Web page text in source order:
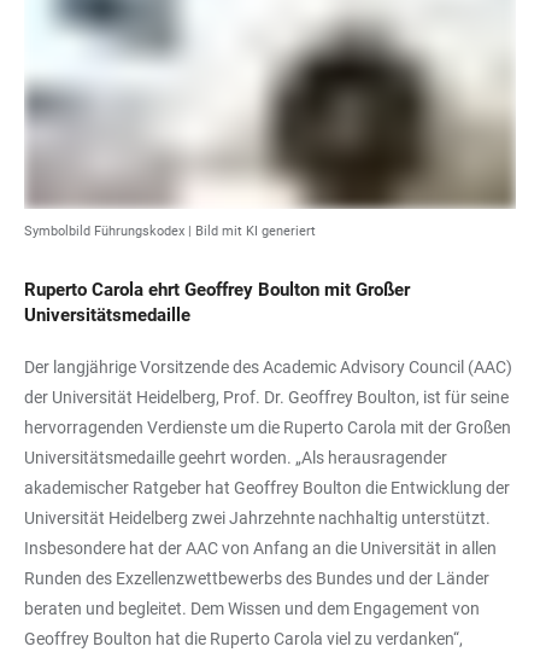
Symbolbild Führungskodex | Bild mit KI generiert
Ruperto Carola ehrt Geoffrey Boulton mit Großer
Universitätsmedaille
Der langjährige Vorsitzende des Academic Advisory Council (AAC)
der Universität Heidelberg, Prof. Dr. Geoffrey Boulton, ist für seine
hervorragenden Verdienste um die Ruperto Carola mit der Großen
Universitätsmedaille geehrt worden. „Als herausragender
akademischer Ratgeber hat Geoffrey Boulton die Entwicklung der
Universität Heidelberg zwei Jahrzehnte nachhaltig unterstützt.
Insbesondere hat der AAC von Anfang an die Universität in allen
Runden des Exzellenzwettbewerbs des Bundes und der Länder
beraten und begleitet. Dem Wissen und dem Engagement von
Geoffrey Boulton hat die Ruperto Carola viel zu verdanken“,